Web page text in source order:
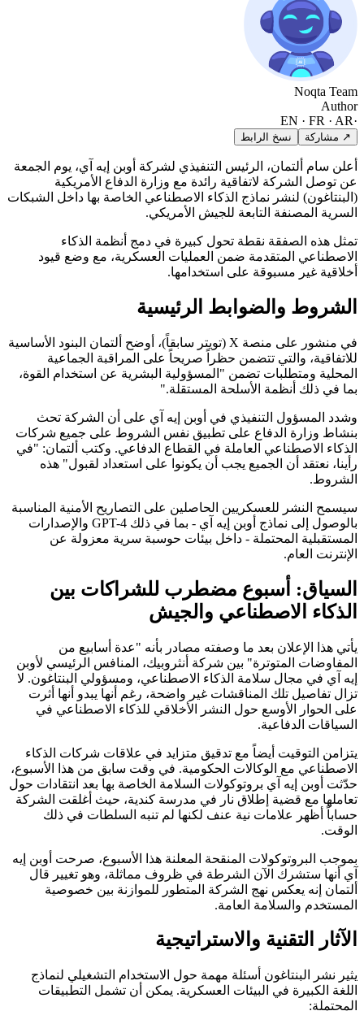
Noqta Team
Author
EN · FR · AR
↗ مشاركة نسخ الرابط
أعلن سام ألتمان، الرئيس التنفيذي لشركة أوبن إيه آي، يوم الجمعة
عن توصل الشركة لاتفاقية رائدة مع وزارة الدفاع الأمريكية
(البنتاغون) لنشر نماذج الذكاء الاصطناعي الخاصة بها داخل الشبكات
السرية المصنفة التابعة للجيش الأمريكي.
تمثل هذه الصفقة نقطة تحول كبيرة في دمج أنظمة الذكاء
الاصطناعي المتقدمة ضمن العمليات العسكرية، مع وضع قيود
أخلاقية غير مسبوقة على استخدامها.
الشروط والضوابط الرئيسية
في منشور على منصة X (تويتر سابقاً)، أوضح ألتمان البنود الأساسية
للاتفاقية، والتي تتضمن حظراً صريحاً على المراقبة الجماعية
المحلية ومتطلبات تضمن "المسؤولية البشرية عن استخدام القوة،
بما في ذلك أنظمة الأسلحة المستقلة."
وشدد المسؤول التنفيذي في أوبن إيه آي على أن الشركة تحث
بنشاط وزارة الدفاع على تطبيق نفس الشروط على جميع شركات
الذكاء الاصطناعي العاملة في القطاع الدفاعي. وكتب ألتمان: "في
رأينا، نعتقد أن الجميع يجب أن يكونوا على استعداد لقبول" هذه
الشروط.
سيسمح النشر للعسكريين الحاصلين على التصاريح الأمنية المناسبة
بالوصول إلى نماذج أوبن إيه آي - بما في ذلك GPT-4 والإصدارات
المستقبلية المحتملة - داخل بيئات حوسبة سرية معزولة عن
الإنترنت العام.
السياق: أسبوع مضطرب للشراكات بين
الذكاء الاصطناعي والجيش
يأتي هذا الإعلان بعد ما وصفته مصادر بأنه "عدة أسابيع من
المفاوضات المتوترة" بين شركة أنثروبيك، المنافس الرئيسي لأوبن
إيه آي في مجال سلامة الذكاء الاصطناعي، ومسؤولي البنتاغون. لا
تزال تفاصيل تلك المناقشات غير واضحة، رغم أنها يبدو أنها أثرت
على الحوار الأوسع حول النشر الأخلاقي للذكاء الاصطناعي في
السياقات الدفاعية.
يتزامن التوقيت أيضاً مع تدقيق متزايد في علاقات شركات الذكاء
الاصطناعي مع الوكالات الحكومية. في وقت سابق من هذا الأسبوع،
حدّثت أوبن إيه آي بروتوكولات السلامة الخاصة بها بعد انتقادات حول
تعاملها مع قضية إطلاق نار في مدرسة كندية، حيث أغلقت الشركة
حساباً أظهر علامات نية عنف لكنها لم تنبه السلطات في ذلك
الوقت.
بموجب البروتوكولات المنقحة المعلنة هذا الأسبوع، صرحت أوبن إيه
آي أنها ستشرك الآن الشرطة في ظروف مماثلة، وهو تغيير قال
ألتمان إنه يعكس نهج الشركة المتطور للموازنة بين خصوصية
المستخدم والسلامة العامة.
الآثار التقنية والاستراتيجية
يثير نشر البنتاغون أسئلة مهمة حول الاستخدام التشغيلي لنماذج
اللغة الكبيرة في البيئات العسكرية. يمكن أن تشمل التطبيقات
المحتملة: